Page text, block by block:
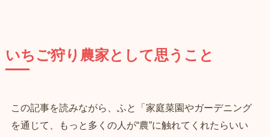
いちご狩り農家として思うこと
この記事を読みながら、ふと「家庭菜園やガーデニング
を通じて、もっと多くの人が“農”に触れてくれたらいい